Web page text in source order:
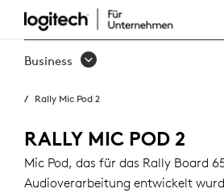
RALLY
MIC
Business
Rally Mic Pod 2
RALLY MIC POD 2
Mic Pod, das für das Rally Board
Audioverarbeitung entwickelt